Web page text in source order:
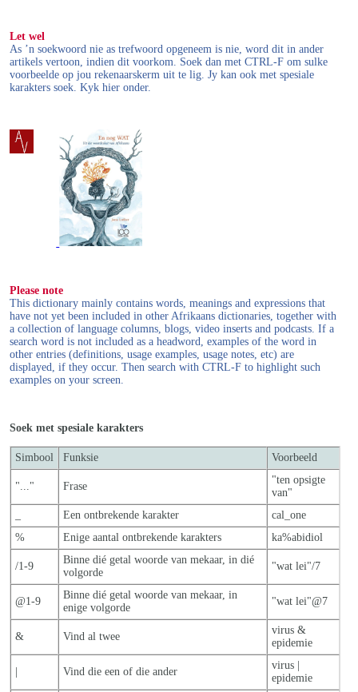
Let wel
As ’n soekwoord nie as trefwoord opgeneem is nie, word dit in ander
artikels vertoon, indien dit voorkom. Soek dan met CTRL-F om sulke
voorbeelde op jou rekenaarskerm uit te lig. Jy kan ook met spesiale
karakters soek. Kyk hier onder.
Please note
This dictionary mainly contains words, meanings and expressions that
have not yet been included in other Afrikaans dictionaries, together with
a collection of language columns, blogs, video inserts and podcasts. If a
search word is not included as a headword, examples of the word in
other entries (definitions, usage examples, usage notes, etc) are
displayed, if they occur. Then search with CTRL-F to highlight such
examples on your screen.
Soek met spesiale karakters
Simbool Funksie Voorbeeld
"..." Frase
"ten opsigte
van"
Een ontbrekende karakter
cal_one
%
Enige aantal ontbrekende karakters ka%abidiol
/1-9
Binne dié getal woorde van mekaar, in dié
volgorde
"wat lei"/7
@1-9
Binne dié getal woorde van mekaar, in
enige volgorde
"wat lei"@7
& Vind al twee
virus &
epidemie
Vind die een of die ander
virus |
epidemie